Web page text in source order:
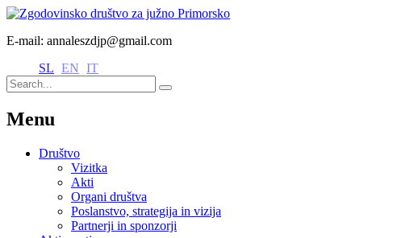
E-mail: annaleszdjp@gmail.com
SL EN IT
Menu
Društvo
Vizitka
Akti
Organi društva
Poslanstvo, strategija in vizija
Partnerji in sponzorji